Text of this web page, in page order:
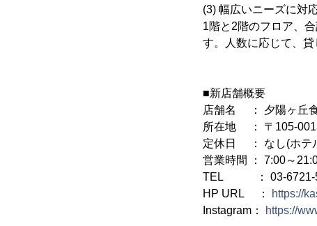
(3) 幅広いニーズに対
1階と2階のフロア、
す。人数に応じて、貸
■新店舗概要
店舗名 ： 夕陽ヶ丘
所在地 ： 〒105-
定休日 ： なし(ホテ
営業時間 ： 7:00～
TEL ： 03-6721-
HP URL ：
https://
Instagram：
https://